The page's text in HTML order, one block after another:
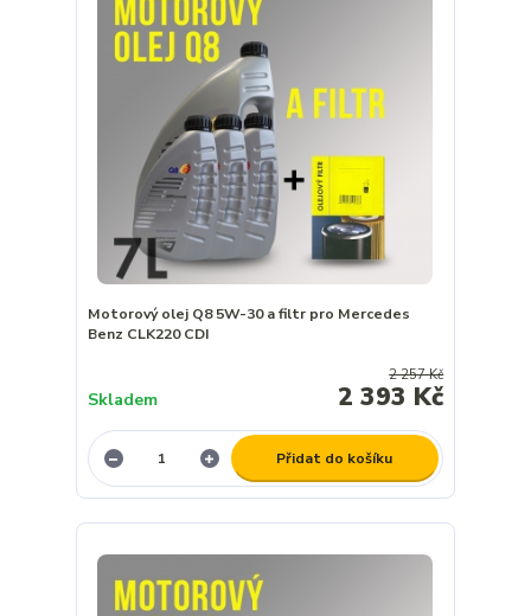
Motorový olej Q8 5W-30 a filtr pro Mercedes
Benz CLK220 CDI
2 257 Kč
2 393 Kč
Skladem
Přidat do košíku